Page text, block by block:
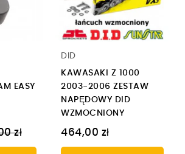
EASY
zł
DID
KAWASAKI Z 1000
2003-2006 ZESTAW
NAPĘDOWY DID
WZMOCNIONY
464,00 zł